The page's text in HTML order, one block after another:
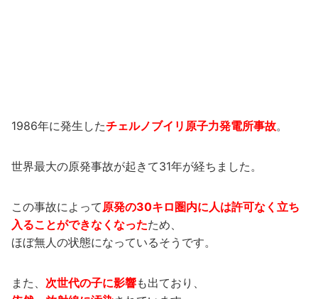
1986年に発生したチェルノブイリ原子力発電所事故。
世界最大の原発事故が起きて31年が経ちました。
この事故によって 原発の30キロ圏内に人は許可なく立ち
入ることができなくなったため、
ほぼ無人の状態になっているそうです。
また、 次世代の子に影響も出ており、